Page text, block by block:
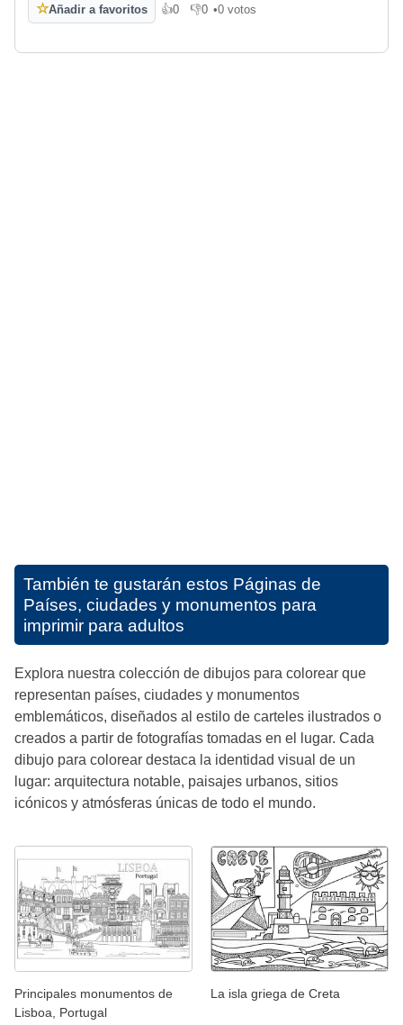
☆Añadir a favoritos 👍0
Me gusta
👎0
No me gusta
•0 votos
También te gustarán estos Páginas de
Países, ciudades y monumentos para
imprimir para adultos
Explora nuestra colección de dibujos para colorear que
representan países, ciudades y monumentos
emblemáticos, diseñados al estilo de carteles ilustrados o
creados a partir de fotografías tomadas en el lugar. Cada
dibujo para colorear destaca la identidad visual de un
lugar: arquitectura notable, paisajes urbanos, sitios
icónicos y atmósferas únicas de todo el mundo.
Principales monumentos de
Lisboa, Portugal
La isla griega de Creta